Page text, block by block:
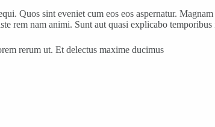
Quos sint eveniet cum eos eos aspernatur.
rem nam animi. Sunt aut quasi explicabo
rerum ut. Et delectus maxime ducimus